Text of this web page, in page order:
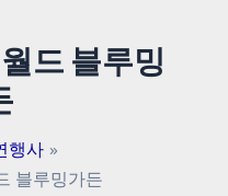
드 블루밍
행사
블루밍가든